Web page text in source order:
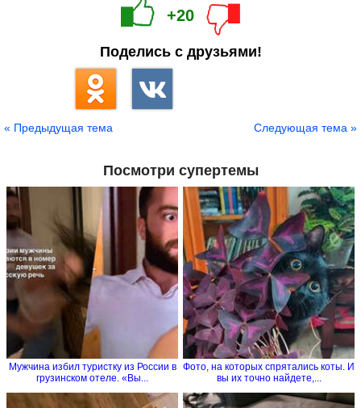
+20
Поделись с друзьями!
« Предыдущая тема Следующая тема »
Посмотри супертемы
Мужчина избил туристку из России в
грузинском отеле. «Вы...
Фото, на которых спрятались коты. И
вы их точно найдете,...